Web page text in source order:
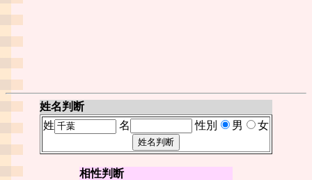
姓名判断
姓
名 性別 男 女
相性判断